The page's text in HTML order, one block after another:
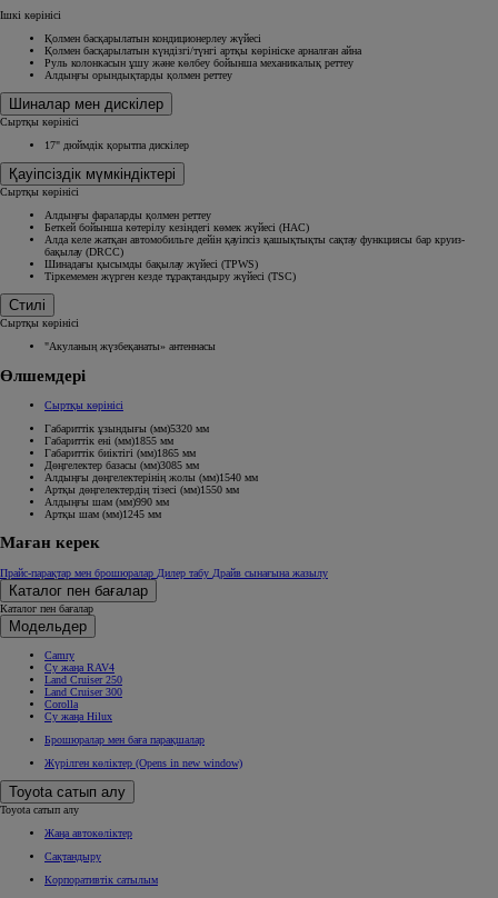
Ішкі көрінісі
Қолмен басқарылатын кондиционерлеу жүйесі
Қолмен басқарылатын күндізгі/түнгі артқы көрініске арналған айна
Руль колонкасын ұшу және көлбеу бойынша механикалық реттеу
Алдыңғы орындықтарды қолмен реттеу
Шиналар мен дискілер
Сыртқы көрінісі
17" дюймдік қорытпа дискілер
Қауіпсіздік мүмкіндіктері
Сыртқы көрінісі
Алдыңғы фараларды қолмен реттеу
Беткей бойынша көтерілу кезіндегі көмек жүйесі (HAC)
Алда келе жатқан автомобильге дейін қауіпсіз қашықтықты сақтау функциясы бар круиз-
бақылау (DRCC)
Шинадағы қысымды бақылау жүйесі (TPWS)
Тіркемемен жүрген кезде тұрақтандыру жүйесі (TSC)
Стилі
Сыртқы көрінісі
"Акуланың жүзбеқанаты» антеннасы
Өлшемдері
Сыртқы көрінісі
Габариттік ұзындығы (мм)5320 мм
Габариттік ені (мм)1855 мм
Габариттік биіктігі (мм)1865 мм
Дөңгелектер базасы (мм)3085 мм
Алдыңғы дөңгелектерінің жолы (мм)1540 мм
Артқы дөңгелектердің тізесі (мм)1550 мм
Алдыңғы шам (мм)990 мм
Артқы шам (мм)1245 мм
Маған керек
Прайс-парақтар мен брошюралар Дилер табу Драйв сынағына жазылу
Каталог пен бағалар
Каталог пен бағалар
Модельдер
Camry
Су жаңа RAV4
Land Cruiser 250
Land Cruiser 300
Corolla
Су жаңа Hilux
Брошюралар мен баға парақшалар
Жүрілген көліктер (Opens in new window)
Toyota сатып алу
Toyota сатып алу
Жаңа автокөліктер
Сақтандыру
Корпоративтік сатылым